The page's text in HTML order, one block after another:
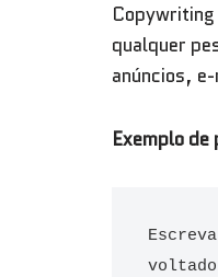
qualquer
anúncios,
Exemplo